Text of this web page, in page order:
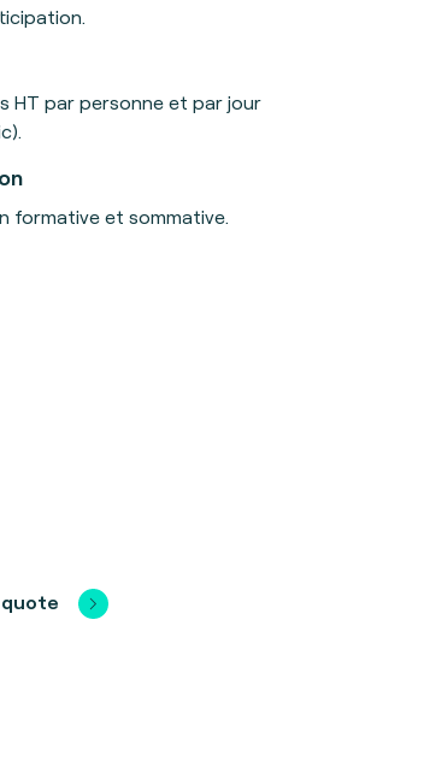
HT par personne et par jour
.
formative et sommative.